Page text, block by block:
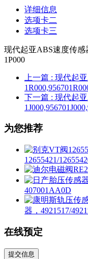
详细信息
选项卡二
选项卡三
现代起亚ABS速度传感
1P000
上一篇 : 现代起
下一篇 : 现代起
为您推荐
12655421/
407001AA0D
器，4921517/
在线预定
提交信息